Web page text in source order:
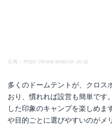
出典：https://www.amazon.co.jp
多くのドームテントが、クロス
おり、慣れれば設営も簡単です
した印象のキャンプを楽しめま
や目的ごとに選びやすいのがメ